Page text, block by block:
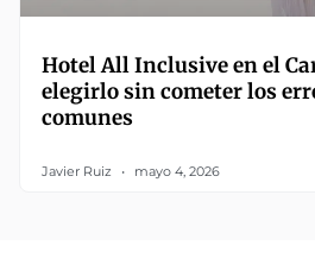
Hotel All Inclusive en el
elegirlo sin cometer los
comunes
Javier Ruiz mayo 4, 2026